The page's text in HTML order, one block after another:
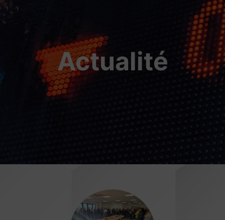
Actualité